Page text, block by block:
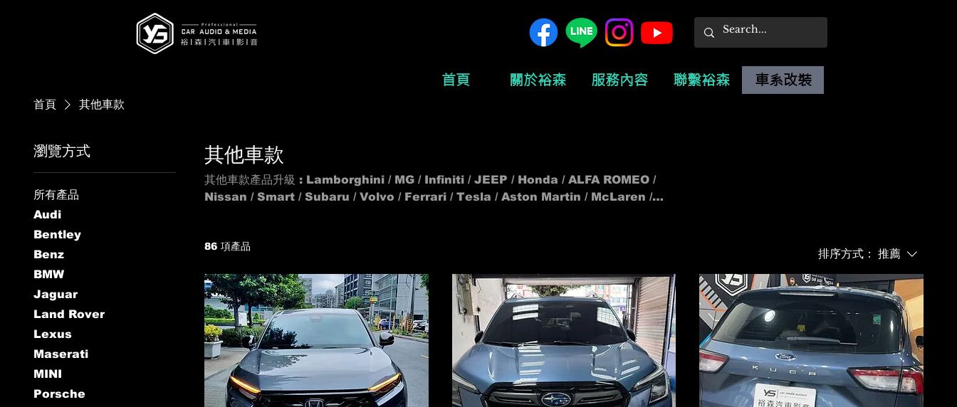
首頁 關於裕森 服務內容 聯繫裕森 車系改裝
首頁 其他車款
瀏覽方式
所有產品
Audi
Bentley
Benz
BMW
Jaguar
Land Rover
Lexus
Maserati
MINI
Porsche
其他車款
其他車款產品升級 : Lamborghini / MG / Infiniti / JEEP / Honda / ALFA ROMEO /
Nissan / Smart / Subaru / Volvo / Ferrari / Tesla / Aston Martin / McLaren /
86 項產品
排序方式： 推薦